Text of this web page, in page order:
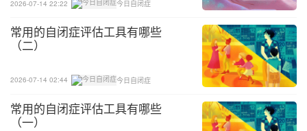
2026-07-14 22:22 今日自闭症
常用的自闭症评估工具有哪些
（二）
2026-07-14 02:44 今日自闭症
常用的自闭症评估工具有哪些
（一）